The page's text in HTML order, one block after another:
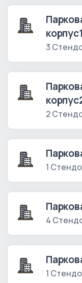
корпус1
3
2
1
4
1